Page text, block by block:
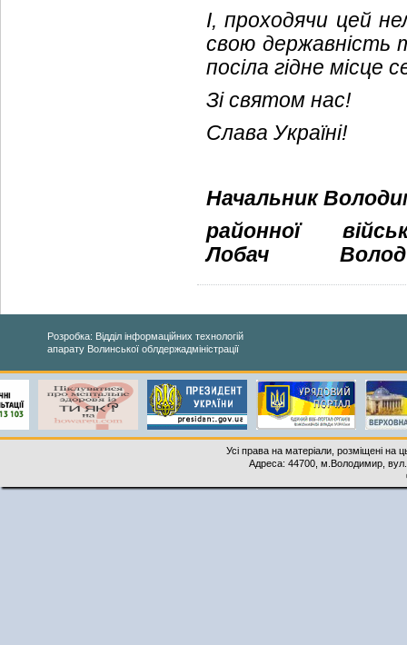
І, проходячи цей
свою державність
посіла гідне місце
Зі святом нас!
Слава Україні!
Начальник
районної
Лобач
Розробка: Відділ інформаційних технологій
апарату Волинської облдержадміністрації
Усі права на матеріали, розміщені на
Адреса: 44700, м.Володимир,